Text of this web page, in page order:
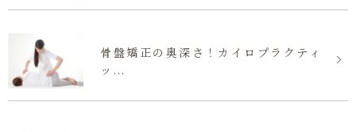
骨盤矯正の奥深さ！カイロプラクティ
ッ...